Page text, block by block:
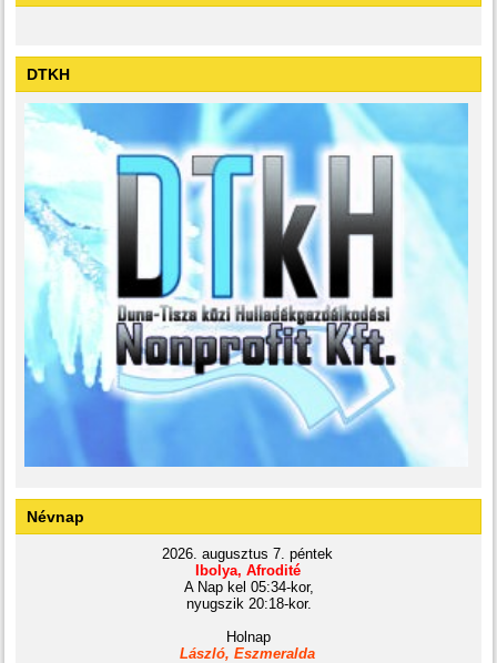
DTKH
Névnap
2026. augusztus 7. péntek
Ibolya, Afrodité
A Nap kel 05:34-kor,
nyugszik 20:18-kor.
Holnap
László, Eszmeralda